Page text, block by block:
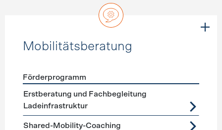
Mobilitätsberatung
Förderprogramme Mobilitätsberatung
Förderprogramm
Erstberatung und Fachbegleitung
Ladeinfrastruktur
Shared-Mobility-Coaching